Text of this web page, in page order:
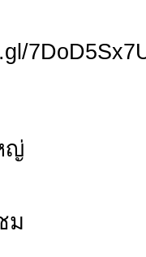
รั
ญ่
ม